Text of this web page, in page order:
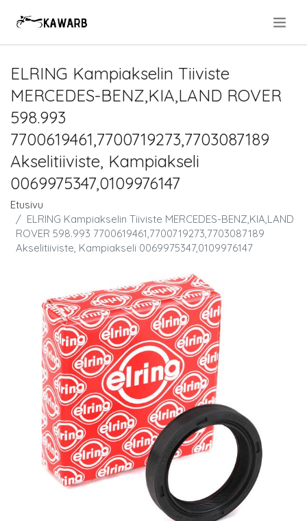
ELRING Kampiakselin Tiiviste
MERCEDES-BENZ,KIA,LAND ROVER
598.993
7700619461,7700719273,7703087189
Akselitiiviste, Kampiakseli
0069975347,0109976147
Etusivu
ELRING Kampiakselin Tiiviste MERCEDES-BENZ,KIA,LAND
ROVER 598.993 7700619461,7700719273,7703087189
Akselitiiviste, Kampiakseli 0069975347,0109976147